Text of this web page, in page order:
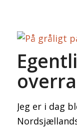
Jeg er i dag